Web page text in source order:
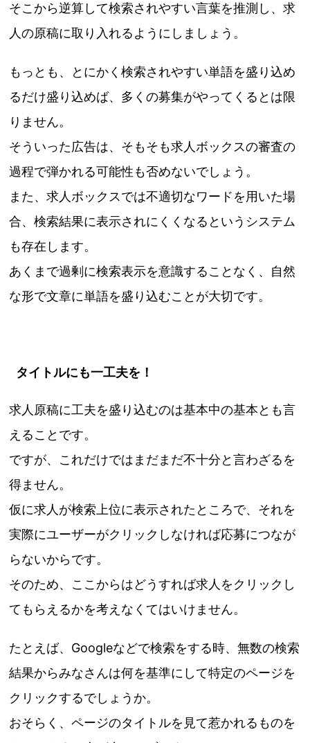
そこから逆算して検索されやすい言葉を推測し、求
人の原稿に取り入れるようにしましょう。
もっとも、とにかく検索されやすい単語を盛り込め
るだけ盛り込めば、多くの募集がやってくるとは限
りません。
そういった広告は、そもそも求人ボックスの審査の
過程で弾かれる可能性も否めないでしょう。
また、求人ボックスでは不適切なワードを用いた場
合、検索結果に表示されにくくなるというシステム
も存在します。
あくまで過剰に検索表示を意識することなく、自然
な形で文章に単語を盛り込むことが大切です。
タイトルにも一工夫を！
求人原稿に工夫を盛り込むのは基本中の基本とも言
えることです。
ですが、これだけではまだまだ不十分と言わざるを
得ません。
仮に求人が検索上位に表示されたところで、それを
実際にユーザーがクリックしなければ応募につなが
らないからです。
そのため、ここからはどうすれば求人をクリックし
てもらえるかを考えなくてはいけません。
たとえば、Googleなどで検索をする時、無数の検索
結果からみなさんは何を基準にして特定のページを
クリックするでしょうか。
おそらく、ページのタイトルを見て惹かれるものを